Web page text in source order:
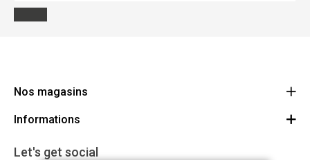
Nos magasins
Cycles Arnold Kontz Gare / Bonnevoie
+352 40 96 74 214 / +352 40 96 74 215
Informations
Conditions générales
Let's get social